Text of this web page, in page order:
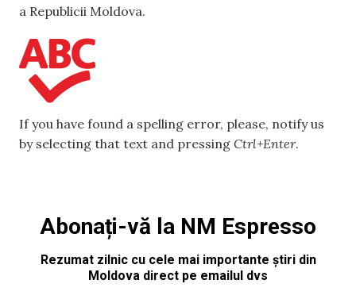
a Republicii Moldova.
If you have found a spelling error, please, notify us
by selecting that text and pressing Ctrl+Enter.
Abonați-vă la NM Espresso
Rezumat zilnic cu cele mai importante știri din
Moldova direct pe emailul dvs